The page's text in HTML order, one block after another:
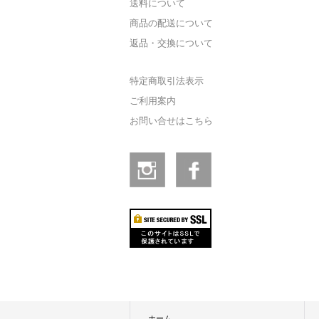
送料について
商品の配送について
返品・交換について
特定商取引法表示
ご利用案内
お問い合せはこちら